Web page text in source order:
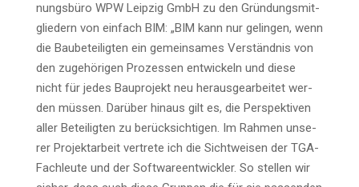
nungs­bü­ro WPW Leip­zig GmbH zu den Grün­dungs­mit­
glie­dern von ein­fach BIM: „BIM kann nur gelin­gen, wenn
die Bau­be­tei­lig­ten ein gemein­sa­mes Ver­ständ­nis von
den zuge­hö­ri­gen Pro­zes­sen ent­wi­ckeln und die­se
nicht für jedes Bau­pro­jekt neu her­aus­ge­ar­bei­tet wer­
den müs­sen. Dar­über hin­aus gilt es, die Per­spek­ti­ven
aller Betei­lig­ten zu berück­sich­ti­gen. Im Rah­men unse­
rer Pro­jekt­ar­beit ver­tre­te ich die Sicht­wei­sen der TGA-
Fach­leu­te und der Soft­ware­ent­wick­ler. So stel­len wir